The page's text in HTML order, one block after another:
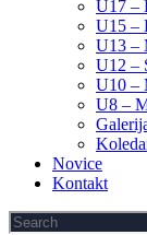
U17 –
U15 –
U13 –
U12 –
U10 –
U8 –
Novice
Kontakt